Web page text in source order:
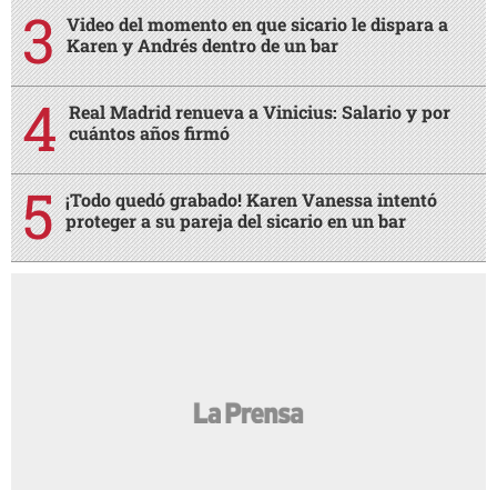
Video del momento en que sicario le dispara a
Karen y Andrés dentro de un bar
Real Madrid renueva a Vinicius: Salario y por
cuántos años firmó
¡Todo quedó grabado! Karen Vanessa intentó
proteger a su pareja del sicario en un bar